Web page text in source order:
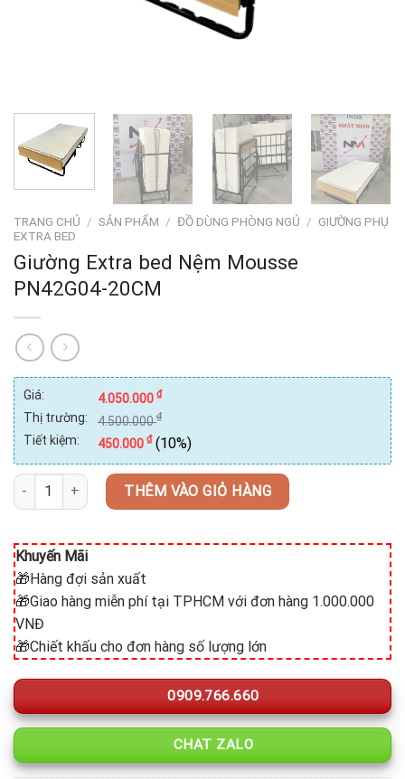
TRANG CHỦ / SẢN PHẨM / ĐỒ DÙNG PHÒNG NGỦ / GIƯỜNG PHỤ
EXTRA BED
Giường Extra bed Nệm Mousse
PN42G04-20CM
Giá: 4.050.000 ₫
Thị trường: 4.500.000₫
Tiết kiệm: 450.000 ₫ (10%)
Giường Extra bed Nệm Mousse PN42G04-20CM số lượng
THÊM VÀO GIỎ HÀNG
Khuyến Mãi
🎁Hàng đợi sản xuất
🎁Giao hàng miễn phí tại TPHCM với đơn hàng 1.000.000
VNĐ
🎁Chiết khấu cho đơn hàng số lượng lớn
0909.766.660
CHAT ZALO